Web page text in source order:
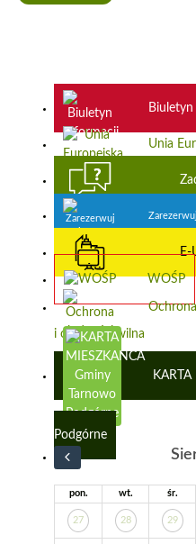
Unia
E-
WOŚP
i obrona cywilna
Podgórne
pon. wt. śr.
27 28 29